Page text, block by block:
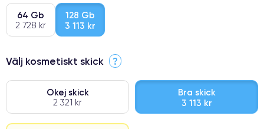
64 Gb
2 728 kr
128 Gb
3 113 kr
Välj kosmetiskt skick ?
Okej skick
2 321 kr
Bra skick
3 113 kr